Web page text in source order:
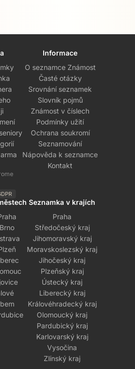
Informace
O seznamce Známost
Časté otázky
Srovnání seznamek
Slovník pojmů
Známost v číslech
Podmínky užití
Ochrana soukromí
Seznamování
Nápověda k seznamce
Kontakt
Seznamka v krajích
Praha
Středočeský kraj
Jihomoravský kraj
Moravskoslezský kraj
Jihočeský kraj
Plzeňský kraj
Ústecký kraj
Liberecký kraj
Královéhradecký kraj
Olomoucký kraj
Pardubický kraj
Karlovarský kraj
Vysočina
Zlínský kraj